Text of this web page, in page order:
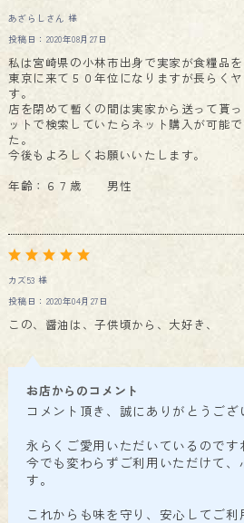
あざらしさん 様
投稿日：2020年08月27日
私は宮崎県の小林市出身で実家が食糧品を
東京に来て５０年位になりますが長らく
す。
店を閉めて暫くの間は実家から送って貰
ットで検索していたらネット購入が可能
た。
今後もよろしくお願いいたします。
年齢：６７歳 男性
カズ53 様
投稿日：2020年04月27日
この、醤油は、子供頃から、大好き、
お店からのコメント
コメント頂き、誠にありがとうござ
永らくご愛用いただいているのです
今でも変わらずご利用いただけて、
す。
これからも味を守り、安心してご